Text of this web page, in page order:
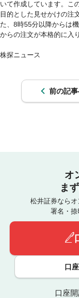
いて作成しています。こ
目的とした見せかけの注
た、8時55分以降からは
からの注文が本格的に入
前の記
オ
ま
松井証券ならオ
署名・捺
口
口座